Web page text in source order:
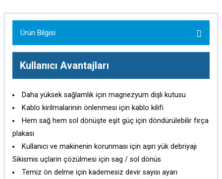
Ürün Bilgisi
Kullanıcı Avantajları
Daha yüksek sağlamlık için magnezyum dişli kutusu
Kablo kirilmalarinin önlenmesi için kablo kilifi
Hem sağ hem sol dönüşte eşit güç için döndürülebilir fırça
plakası
Kullanıcı ve makinenin korunması için aşırı yük debriyajı
Sikismis uçlarin çözülmesi için sag / sol dönüs
Temiz ön delme için kademesiz devir sayısı ayarı